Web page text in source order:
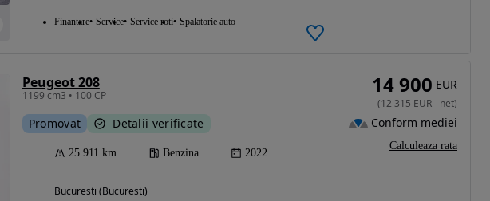
Finantare Service Service roti Spalatorie auto
Peugeot 208
1199 cm3 • 100 CP
Promovat Detalii verificate
25 911 km Benzina 2022
Bucuresti (Bucuresti)
14 900 EUR
(12 315 EUR- net)
Conform mediei
Calculeaza rata